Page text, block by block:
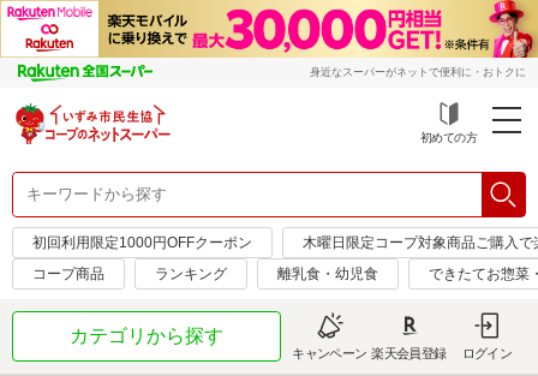
身近なスーパーがネットで便利に・おトクに
初めての方
初回利用限定1000円OFFクーポン
木曜日限定コープ対象商品ご購入
コープ商品
ランキング 離乳食・幼児食 できたてお惣菜
カテゴリから探す
キャンペーン 楽天会員登録 ログイン